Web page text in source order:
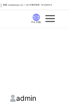
邮箱: info@artlangs.com 24小时翻译管家: 18142666316
中文 (中国)
admin